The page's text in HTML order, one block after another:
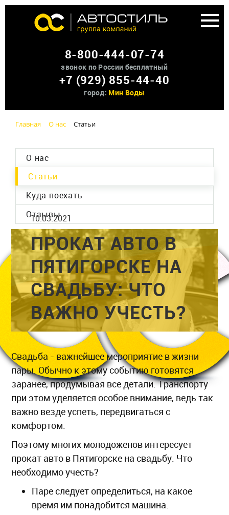
Аренда доп оборудования
О нас
Контакты
8-800-444-07-74
звонок по России бесплатный
+7 (929) 855-44-40
город: Мин Воды
Главная О нас Статьи
О нас
Статьи
Куда поехать
Отзывы
10.03.2021
ПРОКАТ АВТО В
ПЯТИГОРСКЕ НА
СВАДЬБУ: ЧТО
ВАЖНО УЧЕСТЬ?
Свадьба - важнейшее мероприятие в жизни
пары. Обычно к этому событию готовятся
заранее, продумывая все детали. Транспорту
при этом уделяется особое внимание, ведь так
важно везде успеть, передвигаться с
комфортом.
Поэтому многих молодоженов интересует
прокат авто в Пятигорске на свадьбу. Что
необходимо учесть?
Паре следует определиться, на какое
время им понадобится машина.